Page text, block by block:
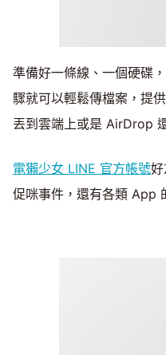
準備好一條線、一個硬碟
驟就可以輕鬆傳檔案，提
丟到雲端上或是 AirDrop
電獺少女 LINE 官方帳號
促咪事件，還有各類 App